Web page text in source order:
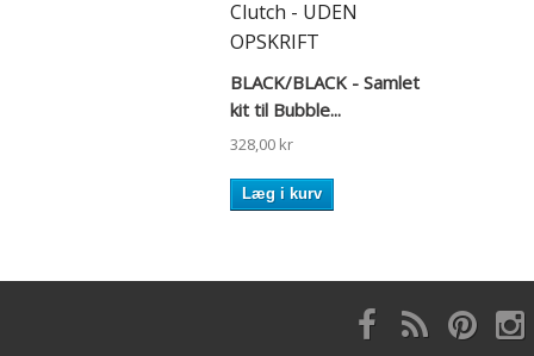
BLACK/BLACK - Samlet
kit til Bubble...
328,00 kr
Læg i kurv